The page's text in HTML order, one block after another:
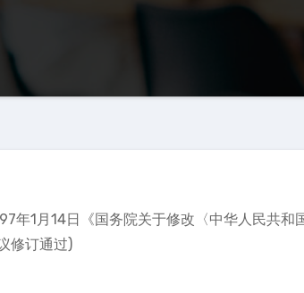
1月14日《国务院关于修改〈中华人民共和
修订通过)